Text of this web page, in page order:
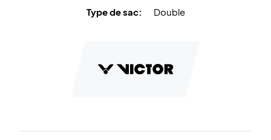
Type de sac:
Double